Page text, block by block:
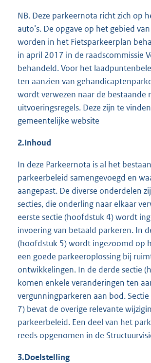
NB. Deze parkeernota richt zich op
auto’s. De opgave op het gebied
worden in het Fietsparkeerplan
in april 2017 in de raadscommissie
behandeld. Voor het
ten aanzien van
wordt verwezen naar de bestaande
uitvoeringsregels. Deze zijn te
gemeentelijke website
2.Inhoud
In deze Parkeernota is al het
parkeerbeleid samengevoegd en
aangepast. De diverse onderdelen
secties, die onderling naar elkaar
eerste sectie (hoofdstuk 4) wordt
invoering van betaald parkeren. In
(hoofdstuk 5) wordt ingezoomd op
een goede parkeeroplossing bij
ontwikkelingen. In de derde sectie
komen enkele veranderingen ten
vergunningparkeren aan bod.
7) bevat de overige relevante
parkeerbeleid. Een deel van het
reeds opgenomen in de
3.Doelstelling